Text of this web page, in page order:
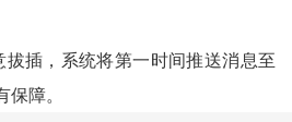
插，系统将第一时间推送消息至
障。